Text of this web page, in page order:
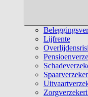
Lijfrente